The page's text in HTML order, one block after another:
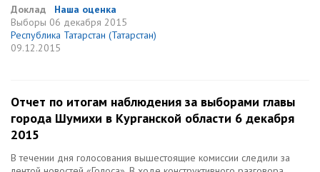
Доклад
Наша оценка
Выборы 06 декабря 2015
Республика Татарстан (Татарстан)
09.12.2015
Отчет по итогам наблюдения за выборами главы
города Шумихи в Курганской области 6 декабря
2015
В течении дня голосования вышестоящие комиссии следили за